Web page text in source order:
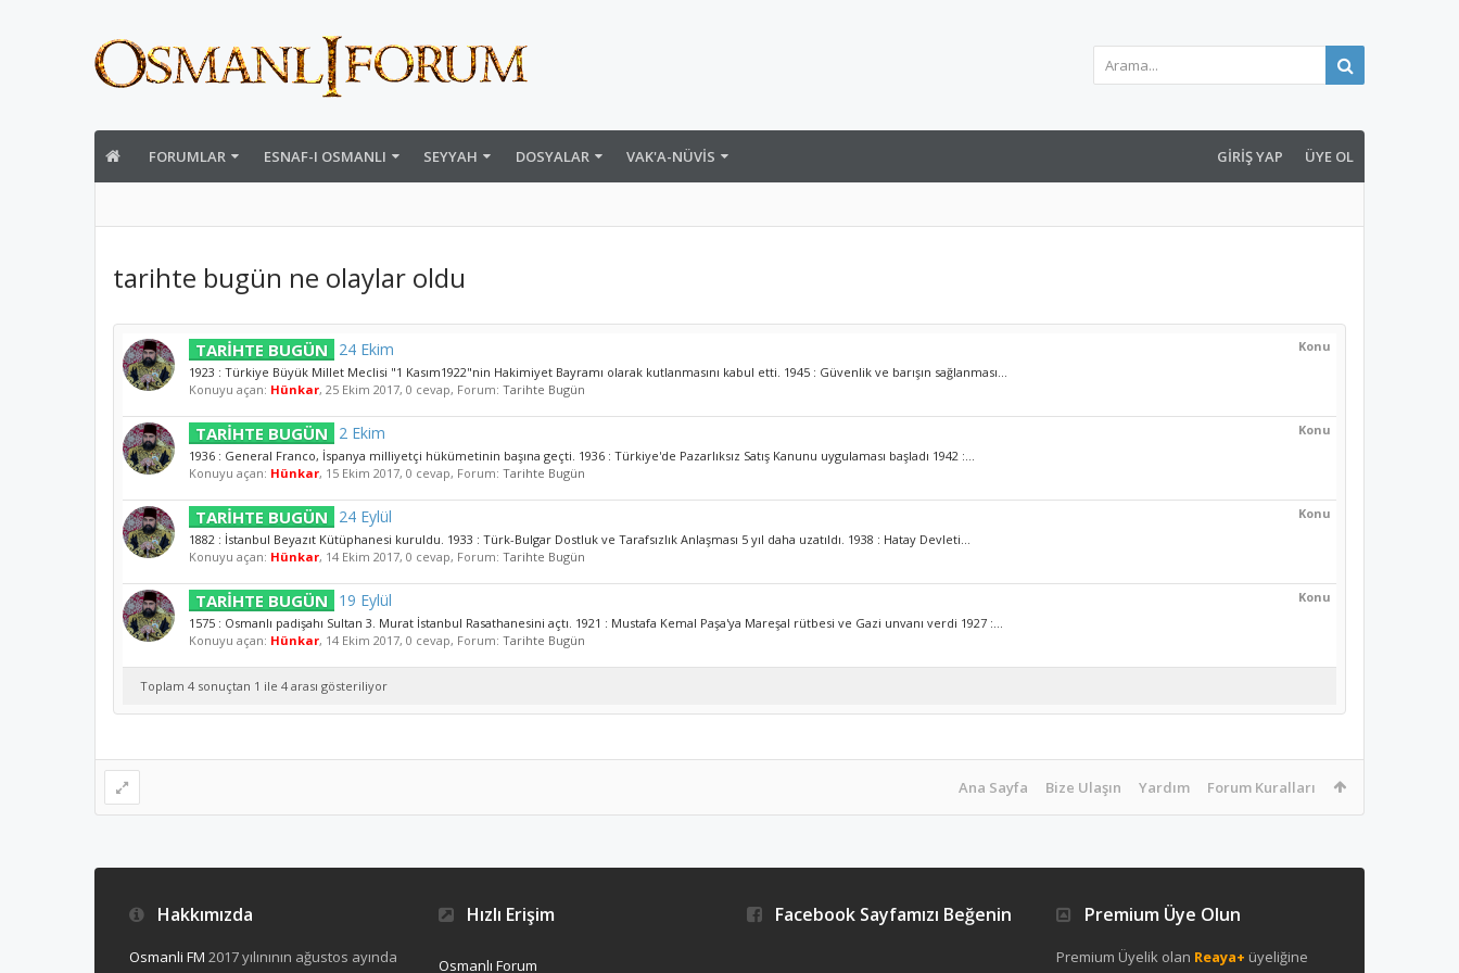
FORUMLAR ESNAF-I OSMANLI SEYYAH DOSYALAR VAK'A-NÜVIS GIRIŞ YAP ÜYE OL
tarihte bugün ne olaylar oldu
Konu
TARİHTE BUGÜN 24 Ekim
1923 : Türkiye Büyük Millet Meclisi "1 Kasım1922"nin Hakimiyet Bayramı olarak kutlanmasını kabul etti. 1945 : Güvenlik ve barışın sağlanması...
Konuyu açan: Hünkar, 25 Ekim 2017, 0 cevap, Forum: Tarihte Bugün
Konu
TARİHTE BUGÜN 2 Ekim
1936 : General Franco, İspanya milliyetçi hükümetinin başına geçti. 1936 : Türkiye'de Pazarlıksız Satış Kanunu uygulaması başladı 1942 :...
Konuyu açan: Hünkar, 15 Ekim 2017, 0 cevap, Forum: Tarihte Bugün
Konu
TARİHTE BUGÜN 24 Eylül
1882 : İstanbul Beyazıt Kütüphanesi kuruldu. 1933 : Türk-Bulgar Dostluk ve Tarafsızlık Anlaşması 5 yıl daha uzatıldı. 1938 : Hatay Devleti...
Konuyu açan: Hünkar, 14 Ekim 2017, 0 cevap, Forum: Tarihte Bugün
Konu
TARİHTE BUGÜN 19 Eylül
1575 : Osmanlı padişahı Sultan 3. Murat İstanbul Rasathanesini açtı. 1921 : Mustafa Kemal Paşa'ya Mareşal rütbesi ve Gazi unvanı verdi 1927 :...
Konuyu açan: Hünkar, 14 Ekim 2017, 0 cevap, Forum: Tarihte Bugün
Toplam 4 sonuçtan 1 ile 4 arası gösteriliyor
Ana Sayfa Bize Ulaşın Yardım Forum Kuralları
Hakkımızda
Osmanli FM 2017 yılınının ağustos ayında
Hızlı Erişim
Osmanlı Forum
Facebook Sayfamızı Beğenin Premium Üye Olun
Premium Üyelik olan Reaya+ üyeliğine